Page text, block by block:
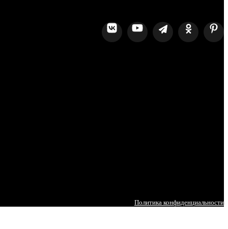
Политика конфиденциальности